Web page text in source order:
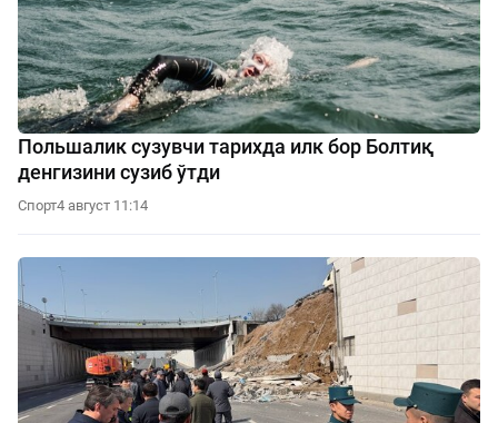
Польшалик сузувчи тарихда илк бор Болтиқ
денгизини сузиб ўтди
Спорт4 август 11:14